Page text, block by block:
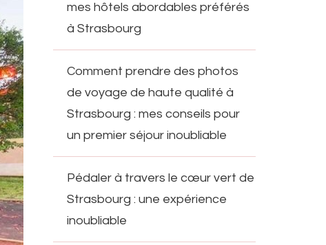
mes hôtels abordables préférés
à Strasbourg
Comment prendre des photos
de voyage de haute qualité à
Strasbourg : mes conseils pour
un premier séjour inoubliable
Pédaler à travers le cœur vert de
Strasbourg : une expérience
inoubliable